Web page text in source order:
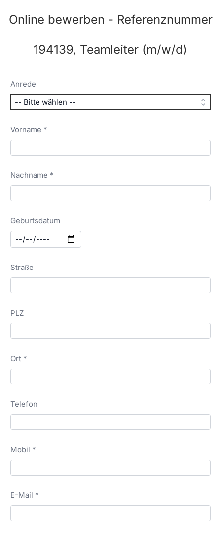
Online bewerben - Referenznummer
194139, Teamleiter (m/w/d)
Anrede
Vorname *
Nachname *
Geburtsdatum
Straße
PLZ
Ort *
Telefon
Mobil *
E-Mail *